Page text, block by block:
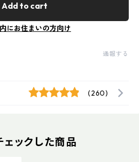
Add to cart
にお住まいの方向け
通報する
(260)
ェックした商品